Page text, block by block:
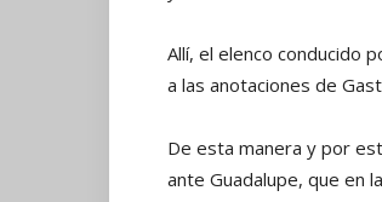
Allí, el elenco conducido
a las anotaciones de
De esta manera y por
ante Guadalupe, que en